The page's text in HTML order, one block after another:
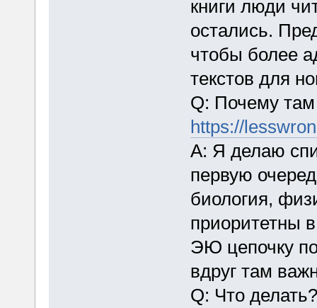
книги люди
остались.
чтобы более
текстов для
Q: Почему там
https://
A: Я делаю
первую
биология,
приоритетны
ЭЮ цепочку
вдруг там
Q: Что делать?